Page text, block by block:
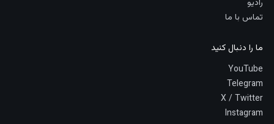
رادیو
تماس با ما
ما را دنبال کنید
YouTube
Telegram
X / Twitter
Instagram